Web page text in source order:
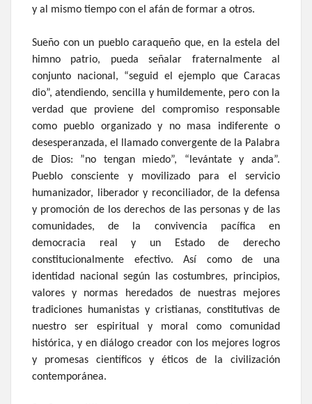
y al mismo tiempo con el afán de formar a otros.
Sueño con un pueblo caraqueño que, en la estela del
himno patrio, pueda señalar fraternalmente al
conjunto nacional, “seguid el ejemplo que Caracas
dio”, atendiendo, sencilla y humildemente, pero con la
verdad que proviene del compromiso responsable
como pueblo organizado y no masa indiferente o
desesperanzada, el llamado convergente de la Palabra
de Dios: ”no tengan miedo”, “levántate y anda”.
Pueblo consciente y movilizado para el servicio
humanizador, liberador y reconciliador, de la defensa
y promoción de los derechos de las personas y de las
comunidades, de la convivencia pacífica en
democracia real y un Estado de derecho
constitucionalmente efectivo. Así como de una
identidad nacional según las costumbres, principios,
valores y normas heredados de nuestras mejores
tradiciones humanistas y cristianas, constitutivas de
nuestro ser espiritual y moral como comunidad
histórica, y en diálogo creador con los mejores logros
y promesas científicos y éticos de la civilización
contemporánea.